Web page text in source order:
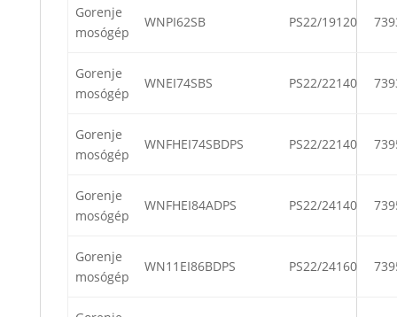
Gorenje
mosógép
WNPI62SB PS22/19120
Gorenje
mosógép
WNEI74SBS PS22/22140
Gorenje
mosógép
WNFHEI74SBDPS PS22/22140
Gorenje
mosógép
WNFHEI84ADPS PS22/24140
Gorenje
mosógép
WN11EI86BDPS PS22/24160